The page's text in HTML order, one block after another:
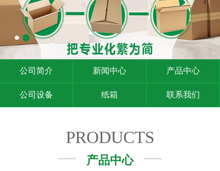
公司简介 新闻中心 产品中心
公司设备 纸箱 联系我们
PRODUCTS
产品中心